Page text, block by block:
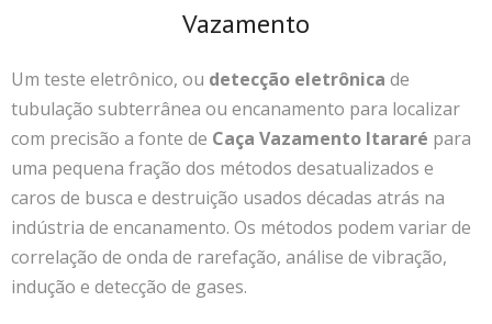
Vazamento
Um teste eletrônico, ou detecção eletrônica de
tubulação subterrânea ou encanamento para localizar
com precisão a fonte de Caça Vazamento Itararé para
uma pequena fração dos métodos desatualizados e
caros de busca e destruição usados décadas atrás na
indústria de encanamento. Os métodos podem variar de
correlação de onda de rarefação, análise de vibração,
indução e detecção de gases.